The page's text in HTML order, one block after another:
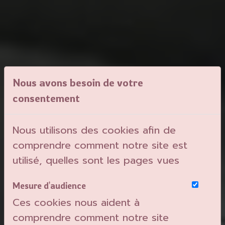
Nous avons besoin de votre
consentement
Nous utilisons des cookies afin de
comprendre comment notre site est
utilisé, quelles sont les pages vues
Mesure d'audience
Ces cookies nous aident à
comprendre comment notre site